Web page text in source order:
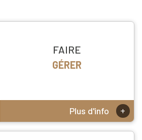
FAIRE
GÉRER
Plus d'info +